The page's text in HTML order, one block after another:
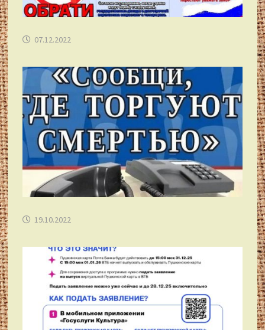
07.12.2022
19.10.2022